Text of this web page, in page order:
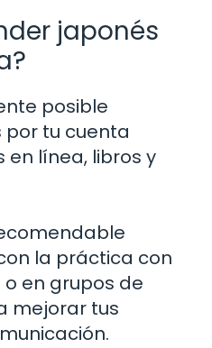
japonés
posible
tu cuenta
en línea, libros y
la práctica con
en grupos de
mejorar tus